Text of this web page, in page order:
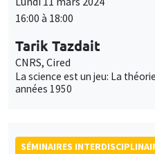
16:00 à 18:00
Tarik Tazdait
CNRS, Cired
La science est un jeu: La
années 1950
SÉMINAIRES